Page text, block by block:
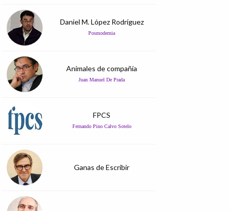
Daniel M. López Rodríguez
Posmodernia
Animales de compañía
Juan Manuel De Prada
FPCS
Fernando Pino Calvo Sotelo
Ganas de Escribir